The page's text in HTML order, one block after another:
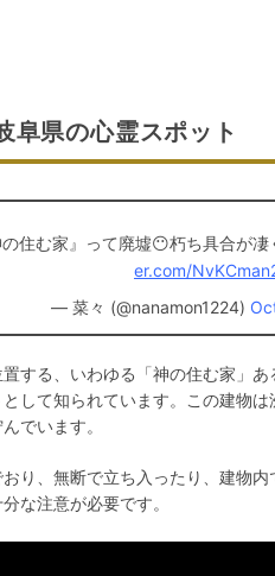
阜県の心霊スポット
住む家』って廃墟😶朽ち具合が
er.com/
— 菜々 (@nanamon1224)
する、いわゆる「神の住む家」あ
して知られています。この建物は
でいます。
り、無断で立ち入ったり、建物
な注意が必要です。